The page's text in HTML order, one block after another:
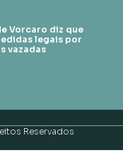
Vorcaro diz que
legais por
vazadas
Reservados